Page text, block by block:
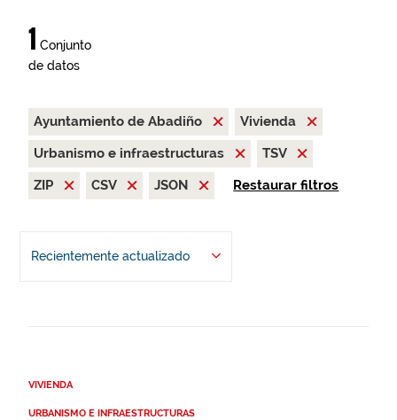
1 Conjunto
de datos
Ayuntamiento de Abadiño
Vivienda
Urbanismo e infraestructuras
TSV
ZIP
CSV JSON Restaurar filtros
Recientemente actualizado
VIVIENDA
URBANISMO E INFRAESTRUCTURAS